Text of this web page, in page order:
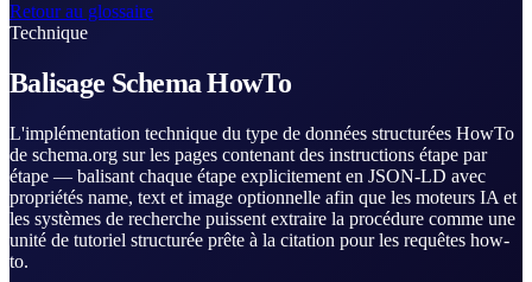
Retour au glossaire
Technique
Balisage Schema HowTo
L'implémentation technique du type de données structurées HowTo
de schema.org sur les pages contenant des instructions étape par
étape — balisant chaque étape explicitement en JSON-LD avec
propriétés name, text et image optionnelle afin que les moteurs IA et
les systèmes de recherche puissent extraire la procédure comme une
unité de tutoriel structurée prête à la citation pour les requêtes how-
to.